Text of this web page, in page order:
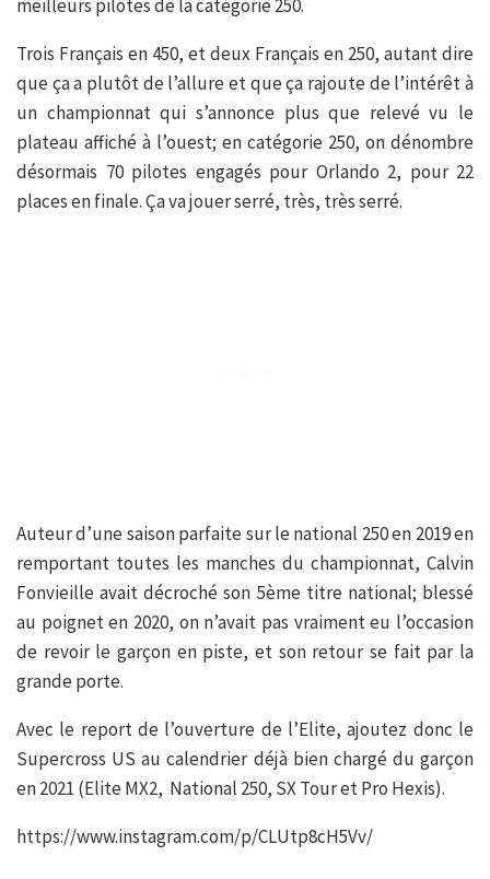
meilleurs pilotes de la catégorie 250.
Trois Français en 450, et deux Français en 250, autant dire
que ça a plutôt de l’allure et que ça rajoute de l’intérêt à
un championnat qui s’annonce plus que relevé vu le
plateau affiché à l’ouest; en catégorie 250, on dénombre
désormais 70 pilotes engagés pour Orlando 2, pour 22
places en finale. Ça va jouer serré, très, très serré.
Auteur d’une saison parfaite sur le national 250 en 2019 en
remportant toutes les manches du championnat, Calvin
Fonvieille avait décroché son 5ème titre national; blessé
au poignet en 2020, on n’avait pas vraiment eu l’occasion
de revoir le garçon en piste, et son retour se fait par la
grande porte.
Avec le report de l’ouverture de l’Elite, ajoutez donc le
Supercross US au calendrier déjà bien chargé du garçon
en 2021 (Elite MX2, National 250, SX Tour et Pro Hexis).
https://www.instagram.com/p/CLUtp8cH5Vv/